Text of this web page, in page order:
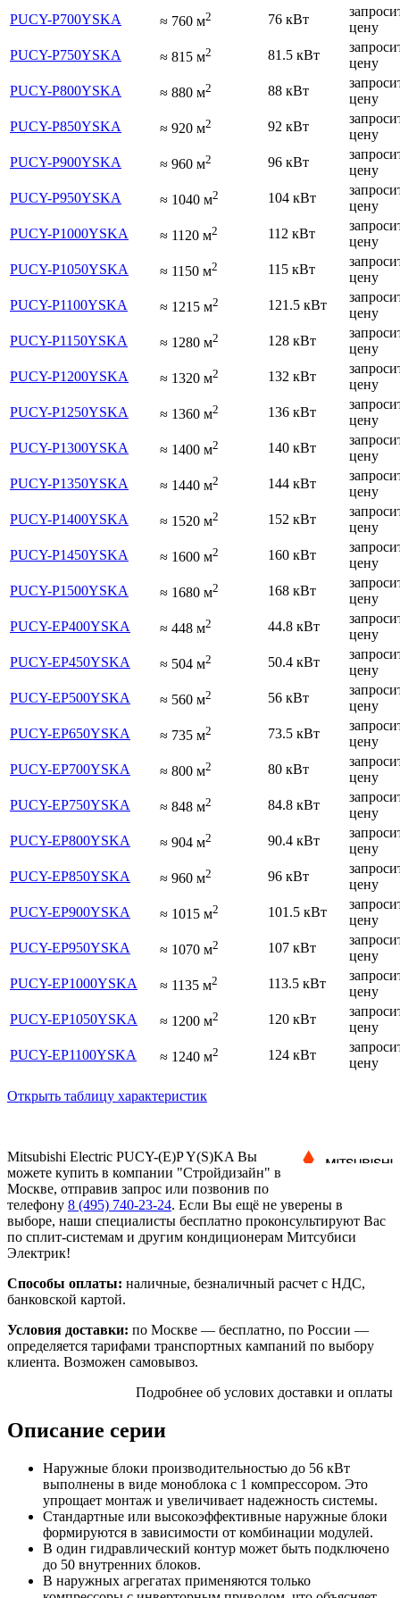
PUCY-P700YSKA
≈ 760 м2 76 кВт
цену
PUCY-P750YSKA
≈ 815 м2 81.5 кВт
цену
PUCY-P800YSKA
≈ 880 м2 88 кВт
цену
PUCY-P850YSKA
≈ 920 м2 92 кВт
цену
PUCY-P900YSKA
≈ 960 м2 96 кВт
цену
PUCY-P950YSKA
≈ 1040 м2 104 кВт
цену
PUCY-P1000YSKA
≈ 1120 м2 112 кВт
цену
PUCY-P1050YSKA
≈ 1150 м2 115 кВт
цену
PUCY-P1100YSKA
≈ 1215 м2 121.5 кВт
цену
PUCY-P1150YSKA
≈ 1280 м2 128 кВт
цену
PUCY-P1200YSKA
≈ 1320 м2 132 кВт
цену
PUCY-P1250YSKA
≈ 1360 м2 136 кВт
цену
PUCY-P1300YSKA
≈ 1400 м2 140 кВт
цену
PUCY-P1350YSKA
≈ 1440 м2 144 кВт
цену
PUCY-P1400YSKA
≈ 1520 м2 152 кВт
цену
PUCY-P1450YSKA
≈ 1600 м2 160 кВт
цену
PUCY-P1500YSKA
≈ 1680 м2 168 кВт
цену
PUCY-EP400YSKA
≈ 448 м2 44.8 кВт
цену
PUCY-EP450YSKA
≈ 504 м2 50.4 кВт
цену
PUCY-EP500YSKA
≈ 560 м2 56 кВт
цену
PUCY-EP650YSKA
≈ 735 м2 73.5 кВт
цену
PUCY-EP700YSKA
≈ 800 м2 80 кВт
цену
PUCY-EP750YSKA
≈ 848 м2 84.8 кВт
цену
PUCY-EP800YSKA
≈ 904 м2 90.4 кВт
цену
PUCY-EP850YSKA
≈ 960 м2 96 кВт
цену
PUCY-EP900YSKA
≈ 1015 м2 101.5 кВт
цену
PUCY-EP950YSKA
≈ 1070 м2 107 кВт
цену
PUCY-EP1000YSKA
≈ 1135 м2 113.5 кВт
цену
PUCY-EP1050YSKA
≈ 1200 м2 120 кВт
цену
PUCY-EP1100YSKA
≈ 1240 м2 124 кВт
цену
Открыть таблицу характеристик
Mitsubishi Electric PUCY-(E)P Y(S)KA Вы
можете купить в компании "Стройдизайн" в
Москве, отправив запрос или позвонив по
телефону 8 (495) 740-23-24. Если Вы ещё не уверены в
выборе, наши специалисты бесплатно проконсультируют Вас
по сплит-системам и другим кондиционерам Митсубиси
Электрик!
Способы оплаты: наличные, безналичный расчет с НДС,
банковской картой.
Условия доставки: по Москве — бесплатно, по России —
определяется тарифами транспортных кампаний по выбору
клиента. Возможен самовывоз.
Подробнее об услових доставки и оплаты
Описание серии
Наружные блоки производительностью до 56 кВт
выполнены в виде моноблока с 1 компрессором. Это
упрощает монтаж и увеличивает надежность системы.
Стандартные или высокоэффективные наружные блоки
формируются в зависимости от комбинации модулей.
В один гидравлический контур может быть подключено
до 50 внутренних блоков.
В наружных агрегатах применяются только